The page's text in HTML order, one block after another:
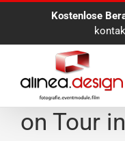
Kostenlose
on Tour